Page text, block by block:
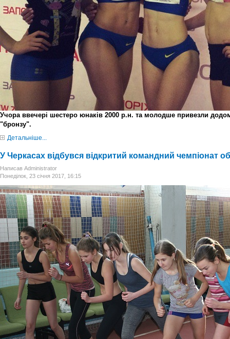
Учора ввечері шестеро юнаків 2000 р.н. та молодше привезли
"бронзу".
Детальніше...
У Черкасах відбувся відкритий командний чемпіонат
Написав Administrator
Понеділок, 23 січня 2017, 16:15